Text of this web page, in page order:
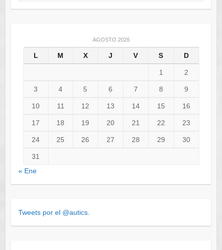
AGOSTO 2026
L M X J V S D
1 2
3 4 5 6 7 8 9
10 11 12 13 14 15 16
17 18 19 20 21 22 23
24 25 26 27 28 29 30
31
« Ene
Tweets por el @autics.